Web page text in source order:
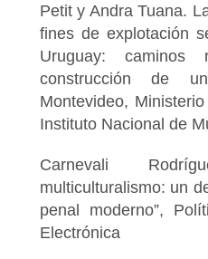
Petit y Andra Tuana.
fines de explotación
Uruguay: caminos
construcción de
Montevideo,
Instituto Nacional de
Carnevali
multiculturalismo: un
penal moderno”,
Electrónica